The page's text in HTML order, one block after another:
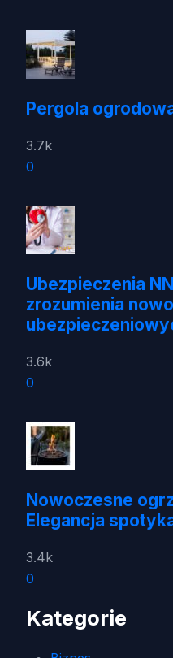
Pergola
3.7k
0
Ubezpieczenia
zrozumienia
3.6k
0
Nowoczesne
Elegancja
3.4k
0
Kategorie